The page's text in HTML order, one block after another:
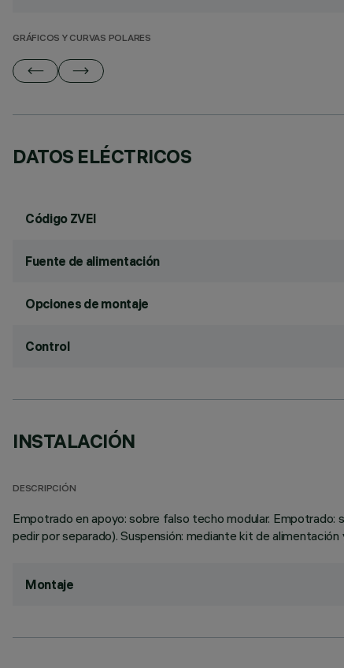
GRÁFICOS Y CURVAS POLARES
DATOS ELÉCTRICOS
Código ZVEI
Fuente de alimentación
Opciones de montaje
Control
INSTALACIÓN
DESCRIPCIÓN
Empotrado en apoyo: sobre falso techo modular.
pedir por separado). Suspensión: mediante kit de
Montaje